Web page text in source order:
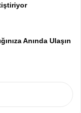
Anında Ulaşın